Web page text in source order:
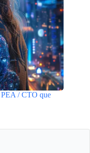
PEA / CTO que